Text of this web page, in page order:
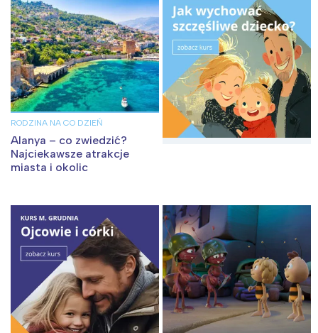
RODZINA NA CO DZIEŃ
Alanya – co zwiedzić?
Najciekawsze atrakcje
miasta i okolic
tego regionu:
Warszawa
Łódź
Trójmiasto
Poznań
Wrocław
Śląsk
Kraków
Południe
Północ
Wszystkie